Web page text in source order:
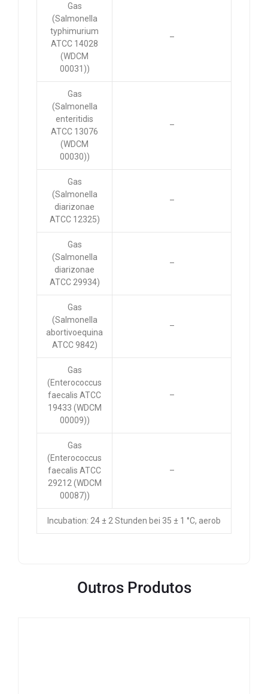
Gas
(Salmonella
typhimurium
ATCC 14028
(WDCM
00031))
–
Gas
(Salmonella
enteritidis
ATCC 13076
(WDCM
00030))
–
Gas
(Salmonella
diarizonae
ATCC 12325)
–
Gas
(Salmonella
diarizonae
ATCC 29934)
–
Gas
(Salmonella
abortivoequina
ATCC 9842)
–
Gas
(Enterococcus
faecalis ATCC
19433 (WDCM
00009))
–
Gas
(Enterococcus
faecalis ATCC
29212 (WDCM
00087))
–
Incubation: 24 ± 2 Stunden bei 35 ± 1 °C, aerob
Outros Produtos